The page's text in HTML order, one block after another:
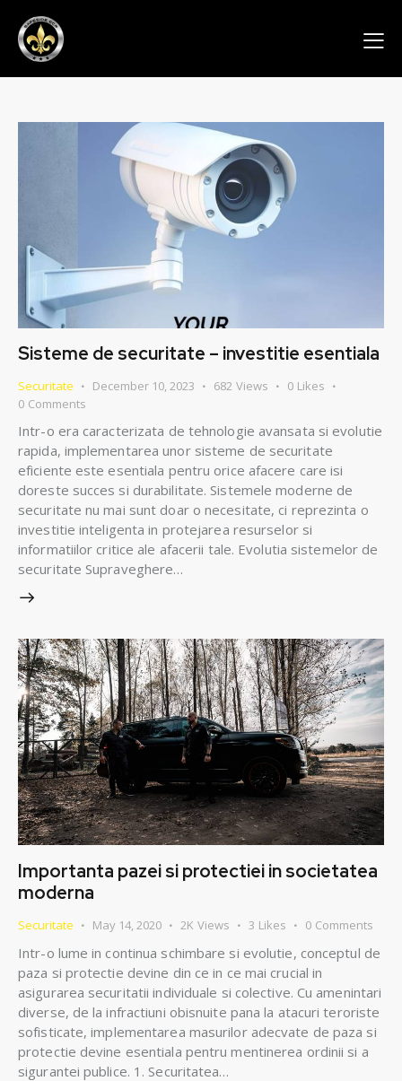
Sisteme de securitate – investitie esentiala
Securitate December 10, 2023 682 Views 0 Likes
0 Comments
Intr-o era caracterizata de tehnologie avansata si evolutie
rapida, implementarea unor sisteme de securitate
eficiente este esentiala pentru orice afacere care isi
doreste succes si durabilitate. Sistemele moderne de
securitate nu mai sunt doar o necesitate, ci reprezinta o
investitie inteligenta in protejarea resurselor si
informatiilor critice ale afacerii tale. Evolutia sistemelor de
securitate Supraveghere…
Importanta pazei si protectiei in societatea
moderna
Securitate May 14, 2020 2K Views 3 Likes 0 Comments
Intr-o lume in continua schimbare si evolutie, conceptul de
paza si protectie devine din ce in ce mai crucial in
asigurarea securitatii individuale si colective. Cu amenintari
diverse, de la infractiuni obisnuite pana la atacuri teroriste
sofisticate, implementarea masurilor adecvate de paza si
protectie devine esentiala pentru mentinerea ordinii si a
sigurantei publice. 1. Securitatea…